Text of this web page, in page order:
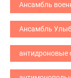
Ансамбль
Ансамбль
антидроновые